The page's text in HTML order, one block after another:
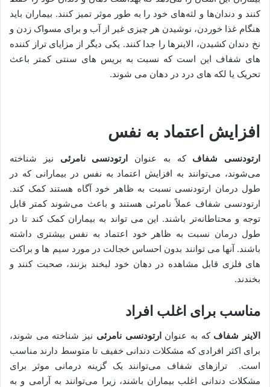
کنند و دندان‌ها و لثه‌های خود را به طور موثر تمیز کنند. بیماران باید
هنگام غذا خوردن، نوشیدن هر چیزی غیر از آب و برای مسواک زدن و
نخ دندان کشیدن، الاینرها را جدا کنند. یکی دیگر از مزایای تراز کننده
های شفاف این است که نسبت به بریس های سنتی کمتر باعث
تحریک یا لکه های درد در دهان می شوند.
افزایش اعتماد به نفس
ارتودنسی شفاف که به عنوان ارتودنسی نامرئی نیز شناخته
می‌شوند، می‌توانند به افزایش اعتماد به نفس در بیمارانی که در
طول درمان ارتودنسی نسبت به ظاهر خود آگاه هستند کمک کند.
ارتودنسی شفاف عملاً نامرئی هستند و باعث می‌شوند کمتر قابل
توجه و محتاطانه‌تر باشند. این می تواند به بیماران کمک کند تا در
طول درمان نسبت به ظاهر خود اعتماد به نفس بیشتری داشته
باشند. آنها می توانند بدون احساس خجالت در مورد سیم ها و براکت
های فلزی قابل مشاهده در دهان خود لبخند بزنند، صحبت کنند و
بخندند.
مناسب برای اغلب افراد
الاینر شفاف که به عنوانارتودنسی نامرئی نیز شناخته می شوند،
برای اکثر افرادی که مشکلات دندانی خفیف تا متوسط دارند مناسب
است. ترازهای شفاف می‌توانند یک گزینه درمانی موثر برای
مشکلات دندانی اغلب بیماران باشند، زیرا می‌توانند به آرامی و به